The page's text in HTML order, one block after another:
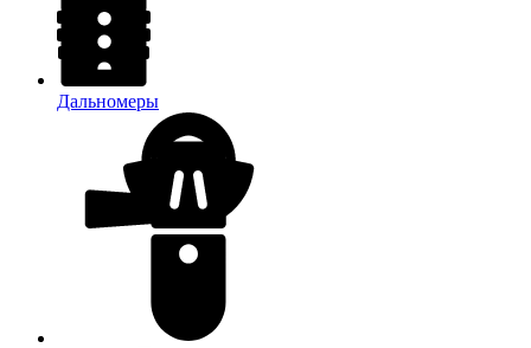
Дальномеры